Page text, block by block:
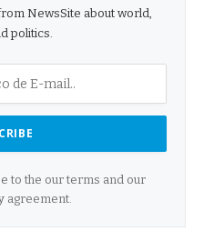
NewsSite about world,
politics.
to the our terms and our
agreement.